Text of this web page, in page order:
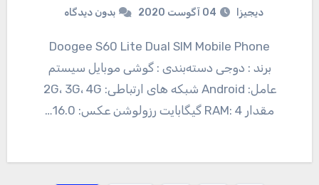
دیجیزا 04 آگوست 2020 بدون دیدگاه
Doogee S60 Lite Dual SIM Mobile Phone
برند : دوجی دسته‌بندی : گوشی موبایل سیستم
عامل: Android شبکه های ارتباطی: 2G، 3G، 4G
مقدار RAM: 4 گیگابایت رزولوشن عکس: 16.0…